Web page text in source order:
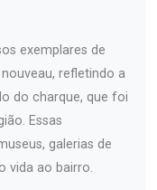
exemplares de
refletindo a
do charque, que foi
Essas
galerias de
vida ao bairro.